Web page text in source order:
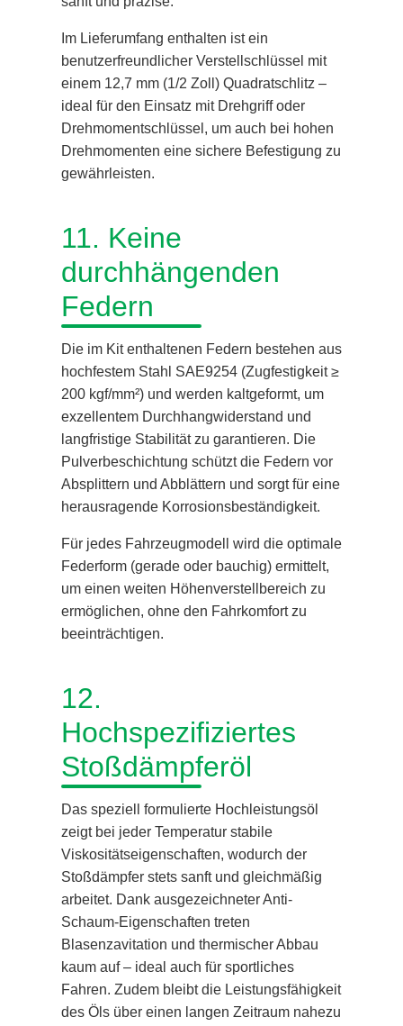
Im Lieferumfang enthalten ist ein
benutzerfreundlicher Verstellschlüssel mit
einem 12,7 mm (1/2 Zoll) Quadratschlitz –
ideal für den Einsatz mit Drehgriff oder
Drehmomentschlüssel, um auch bei hohen
Drehmomenten eine sichere Befestigung zu
gewährleisten.
11. Keine
durchhängenden
Federn
Die im Kit enthaltenen Federn bestehen aus
hochfestem Stahl SAE9254 (Zugfestigkeit ≥
200 kgf/mm²) und werden kaltgeformt, um
exzellentem Durchhangwiderstand und
langfristige Stabilität zu garantieren. Die
Pulverbeschichtung schützt die Federn vor
Absplittern und Abblättern und sorgt für eine
herausragende Korrosionsbeständigkeit.
Für jedes Fahrzeugmodell wird die optimale
Federform (gerade oder bauchig) ermittelt,
um einen weiten Höhenverstellbereich zu
ermöglichen, ohne den Fahrkomfort zu
beeinträchtigen.
12.
Hochspezifiziertes
Stoßdämpferöl
Das speziell formulierte Hochleistungsöl
zeigt bei jeder Temperatur stabile
Viskositätseigenschaften, wodurch der
Stoßdämpfer stets sanft und gleichmäßig
arbeitet. Dank ausgezeichneter Anti-
Schaum-Eigenschaften treten
Blasenzavitation und thermischer Abbau
kaum auf – ideal auch für sportliches
Fahren. Zudem bleibt die Leistungsfähigkeit
des Öls über einen langen Zeitraum nahezu